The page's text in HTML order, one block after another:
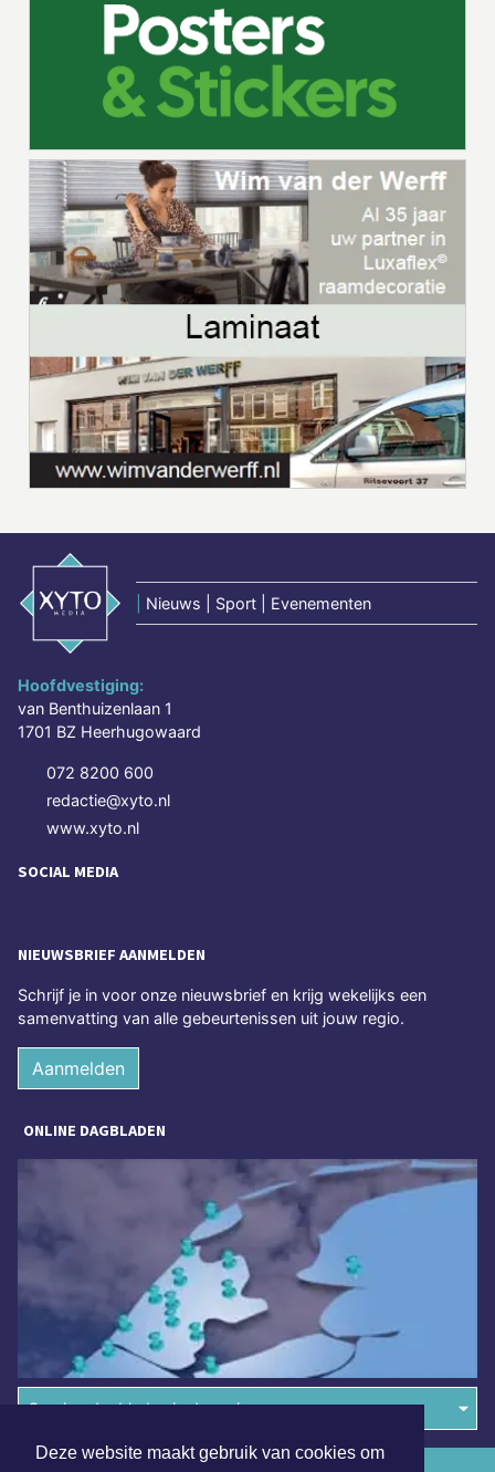
Deze website maakt gebruik van cookies om
Nieuws | Sport | Evenementen
Hoofdvestiging:
van Benthuizenlaan 1
1701 BZ Heerhugowaard
072 8200 600
redactie@xyto.nl
www.xyto.nl
SOCIAL MEDIA
NIEUWSBRIEF AANMELDEN
Schrijf je in voor onze nieuwsbrief en krijg wekelijks een
samenvatting van alle gebeurtenissen uit jouw regio.
Aanmelden
ONLINE DAGBLADEN
Overige dagbladen in de regio